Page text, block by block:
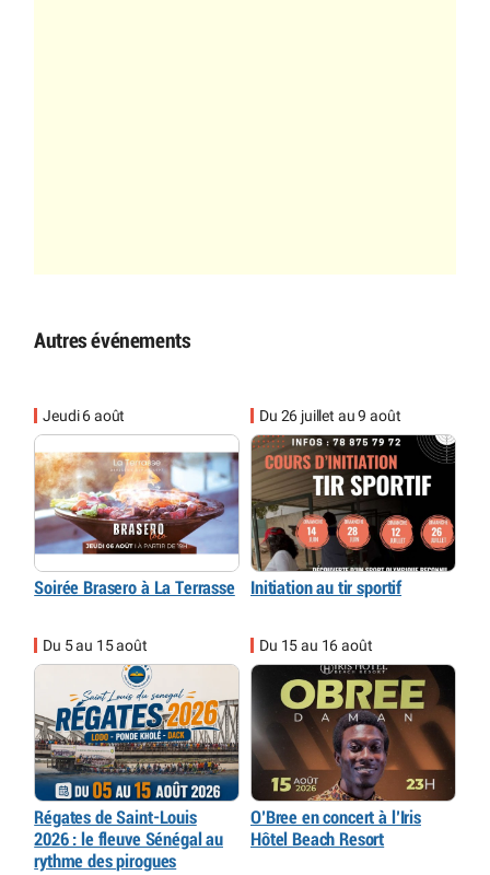
Autres événements
Jeudi 6 août
Soirée Brasero à La Terrasse
Du 26 juillet au 9 août
Initiation au tir sportif
Du 5 au 15 août
Régates de Saint-Louis
2026 : le fleuve Sénégal au
rythme des pirogues
Du 15 au 16 août
O’Bree en concert à l’Iris
Hôtel Beach Resort